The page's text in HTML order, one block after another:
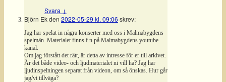
Svara ↓
Björn Ekden 2022-05-29 kl. 09:06 skrev:
Jag har spelat in några konserter med oss i Malmabygdens
spelmän. Materialet finns f.n på Malmabygdens youtube-
kanal.
Om jag förstått det rätt, är detta av intresse för er till arkivet.
Är det både video- och ljudmaterialet ni vill ha? Jag har
ljudinspelningen separat från videon, om så önskas. Hur går
jag/vi tillväga?